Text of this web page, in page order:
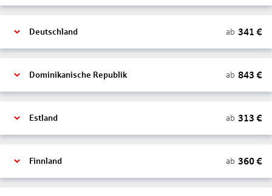
Deutschland ab 341 €
Dominikanische Republik ab 843 €
Estland ab 313 €
Finnland ab 360€